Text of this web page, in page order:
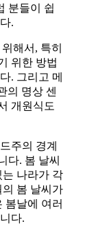
분들이 쉽
.
해서, 특히
위한 방법
. 그리고 메
의 명상 센
개원식도
주의 경계
다. 봄 날씨
나라가 각
봄 날씨가
봄날에 여러
다.